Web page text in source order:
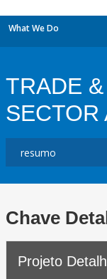
What We Do
TRADE
SECTOR
Chave
Projeto